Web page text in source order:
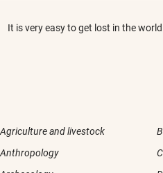
It is very easy to get lost in the
Agriculture and livestock
Anthropology